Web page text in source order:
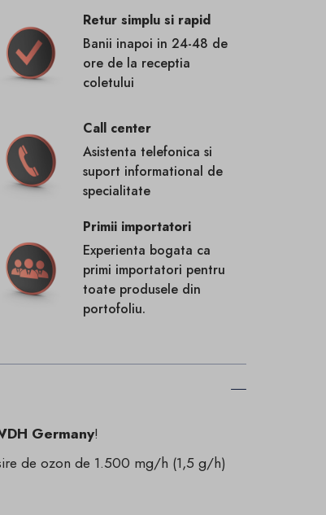
Retur simplu si rapid
Banii inapoi in 24-48 de
ore de la receptia
coletului
Call center
Asistenta telefonica si
suport informational de
specialitate
Primii importatori
Experienta bogata ca
primi importatori pentru
toate produsele din
portofoliu.
Germany!
de ozon de 1.500 mg/h (1,5 g/h)